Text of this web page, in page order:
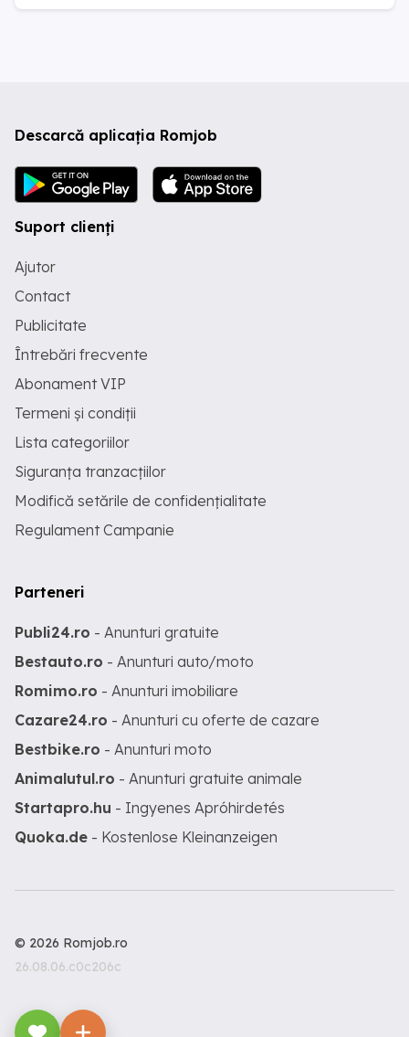
Descarcă aplicația Romjob
Suport clienți
Ajutor
Contact
Publicitate
Întrebări frecvente
Abonament VIP
Termeni și condiții
Lista categoriilor
Siguranța tranzacțiilor
Modifică setările de confidențialitate
Regulament Campanie
Parteneri
Publi24.ro - Anunturi gratuite
Bestauto.ro - Anunturi auto/moto
Romimo.ro - Anunturi imobiliare
Cazare24.ro - Anunturi cu oferte de cazare
Bestbike.ro - Anunturi moto
Animalutul.ro - Anunturi gratuite animale
Startapro.hu - Ingyenes Apróhirdetés
Quoka.de - Kostenlose Kleinanzeigen
© 2026 Romjob.ro
26.08.06.c0c206c